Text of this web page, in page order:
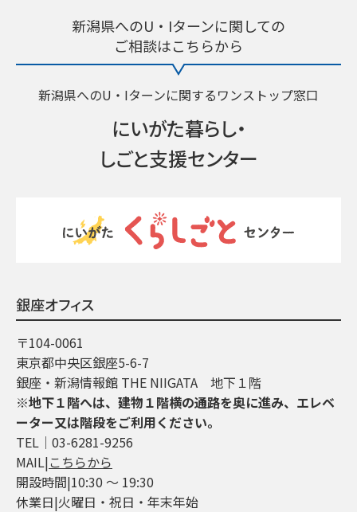
新潟県へのU・Iターンに関しての
ご相談はこちらから
新潟県へのU・Iターンに関するワンストップ窓口
にいがた暮らし・
しごと支援センター
銀座オフィス
〒104-0061
東京都中央区銀座5-6-7
銀座・新潟情報館 THE NIIGATA 地下１階
※地下１階へは、建物１階横の通路を奥に進み、エレベ
ーター又は階段をご利用ください。
TEL│03-6281-9256
MAIL|こちらから
開設時間|10:30 ～ 19:30
休業日|火曜日・祝日・年末年始